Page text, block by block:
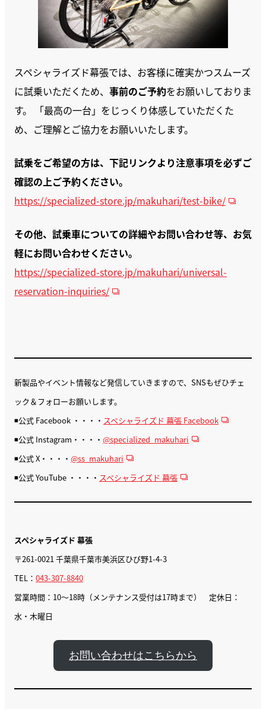
スペシャライズド幕張では、お客様に確実かつスムーズ
に試乗いただくため、 事前のご予約をお願いしておりま
す。 「最高の一台」をじっくり体感していただくた
め、ご理解とご協力をお願いいたします。
試乗をご希望の方は、下記リンクより注意事項を必ずご
確認の上ご予約ください。
https://specialized-store.jp/makuhari/test-bike/
その他、試乗車についての詳細やお問い合わせ等、お気
軽にお問い合わせください。
https://specialized-store.jp/makuhari/universal-
reservation-inquiries/
新製品やイベント情報など発信していきますので、SNSもぜひチェ
ック＆フォローお願いします。
◾️公式 Facebook ・・・・ スペシャライズド 幕張 Facebook
◾️公式 Instagram・・・・ @specialized_makuhari
◾️公式 X・・・・ @ss_makuhari
◾️公式 YouTube ・・・・ スペシャライズド 幕張
スペシャライズド 幕張
〒261-0021 千葉県千葉市美浜区ひび野1-4-3
TEL： 043-307-8840
営業時間：10〜18時（メンテナンス受付は17時まで） 定休日：
水・木曜日
お問い合わせはこちらから